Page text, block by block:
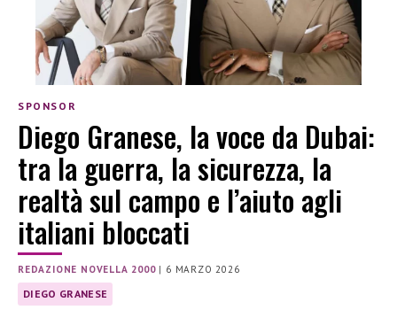
SPONSOR
Diego Granese, la voce da Dubai:
tra la guerra, la sicurezza, la
realtà sul campo e l’aiuto agli
italiani bloccati
REDAZIONE NOVELLA 2000| 6 MARZO 2026
DIEGO GRANESE